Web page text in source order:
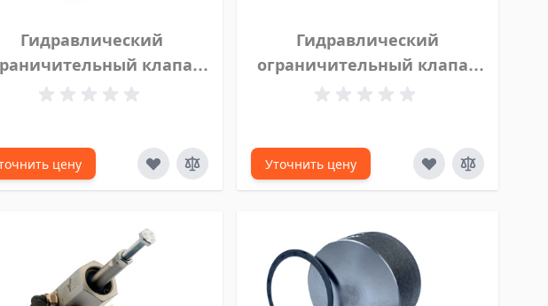
Гидравлический
клапан
закрытый HYVA
цену
Гидравлический
ограничительный клапан
нормально закрытый HYVA
Уточнить цену